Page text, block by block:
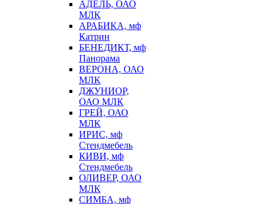
АДЕЛЬ, ОАО
МЛК
АРАБИКА, мф
Катрин
БЕНЕДИКТ, мф
Панорама
ВЕРОНА, ОАО
МЛК
ДЖУНИОР,
ОАО МЛК
ГРЕЙ, ОАО
МЛК
ИРИС, мф
Стендмебель
КИВИ, мф
Стендмебель
ОЛИВЕР, ОАО
МЛК
СИМБА, мф